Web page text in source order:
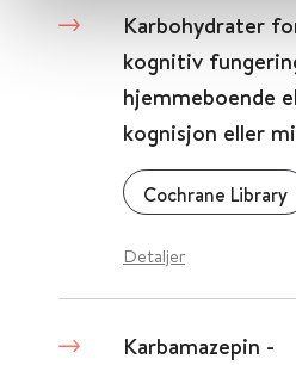
Karbohydrater
kognitiv
hjemmeboende
kognisjon eller
Cochrane Library
Detaljer
Karbamazepin -